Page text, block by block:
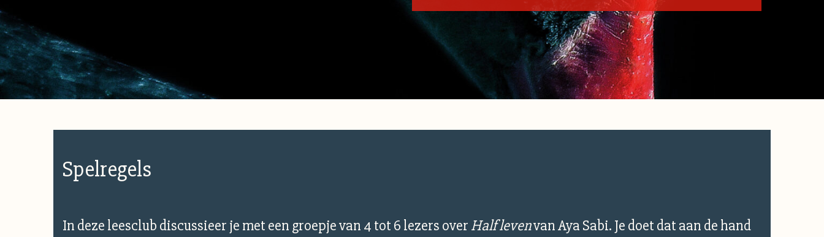
Spelregels
In deze leesclub discussieer je met een groepje van 4 tot 6 lezers over Half levenvan Aya Sabi. Je doet dat aan de hand